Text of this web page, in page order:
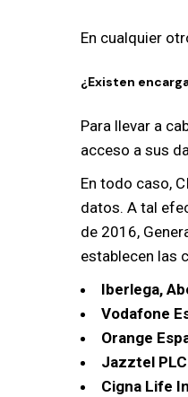
En cualquier
¿Existen
Para llevar a
acceso a sus
En todo caso,
datos. A tal
de 2016,
establecen las
Iberlega,
Vodafone
Orange
Jazztel
Cigna Life